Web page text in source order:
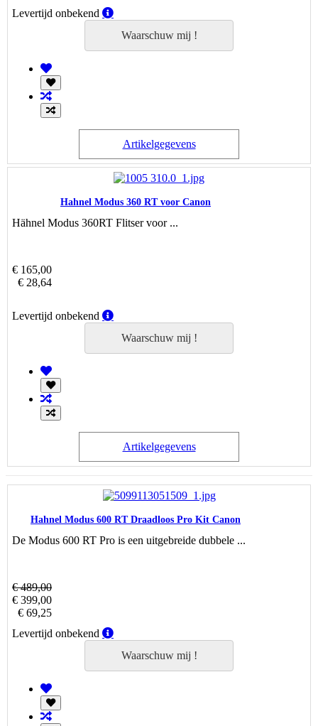
Levertijd onbekend
Levertijd
Waarschuw mij !
Artikelgegevens
Hahnel Modus 360 RT voor Canon
Hähnel Modus 360RT Flitser voor ...
€ 165,00
€ 28,64
Levertijd onbekend
Levertijd
Waarschuw mij !
Artikelgegevens
Hahnel Modus 600 RT Draadloos Pro Kit Canon
De Modus 600 RT Pro is een uitgebreide dubbele ...
€ 489,00
€ 399,00
€ 69,25
Levertijd onbekend
Levertijd
Waarschuw mij !